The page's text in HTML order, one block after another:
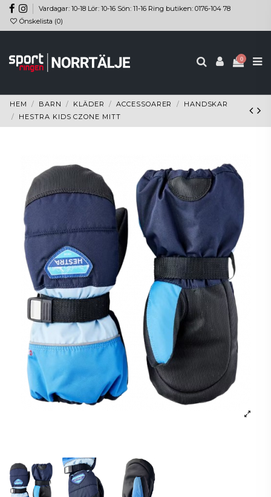
Vardagar: 10-18 Lör: 10-16 Sön: 11-16 Ring butiken: 0176-104 78
Önskelista (0)
0
HEM BARN KLÄDER ACCESSOARER
HANDSKAR
HESTRA KIDS CZONE MITT